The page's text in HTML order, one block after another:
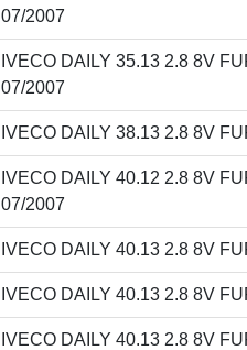
07/2007
IVECO DAILY 35.13 2.8 8V
07/2007
IVECO DAILY 38.13 2.8 8V
IVECO DAILY 40.12 2.8 8V
07/2007
IVECO DAILY 40.13 2.8 8V
IVECO DAILY 40.13 2.8 8V
IVECO DAILY 40.13 2.8 8V